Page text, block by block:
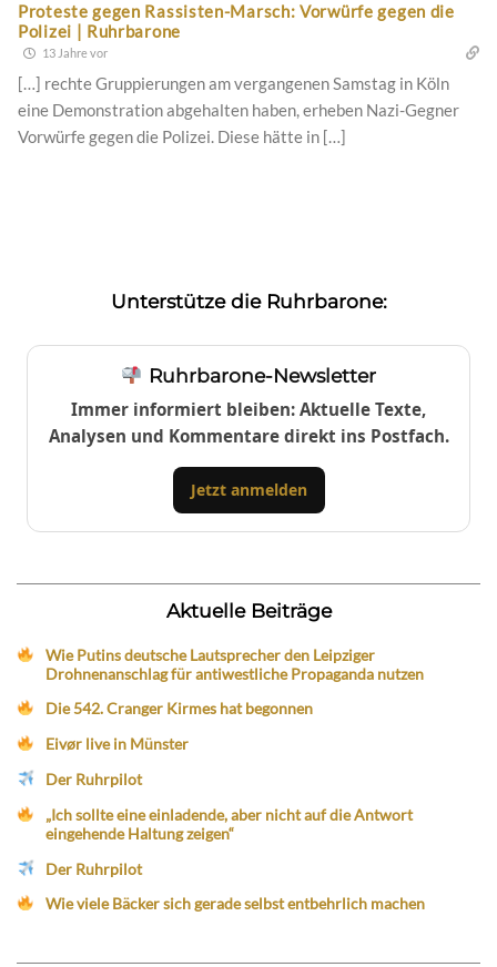
Proteste gegen Rassisten-Marsch: Vorwürfe gegen die
Polizei | Ruhrbarone
13 Jahre vor
[…] rechte Gruppierungen am vergangenen Samstag in Köln
eine Demonstration abgehalten haben, erheben Nazi-Gegner
Vorwürfe gegen die Polizei. Diese hätte in […]
Unterstütze die Ruhrbarone:
Ruhrbarone-Newsletter
Immer informiert bleiben: Aktuelle Texte,
Analysen und Kommentare direkt ins Postfach.
Jetzt anmelden
Aktuelle Beiträge
Wie Putins deutsche Lautsprecher den Leipziger
Drohnenanschlag für antiwestliche Propaganda nutzen
Die 542. Cranger Kirmes hat begonnen
Eivør live in Münster
Der Ruhrpilot
„Ich sollte eine einladende, aber nicht auf die Antwort
eingehende Haltung zeigen“
Der Ruhrpilot
Wie viele Bäcker sich gerade selbst entbehrlich machen